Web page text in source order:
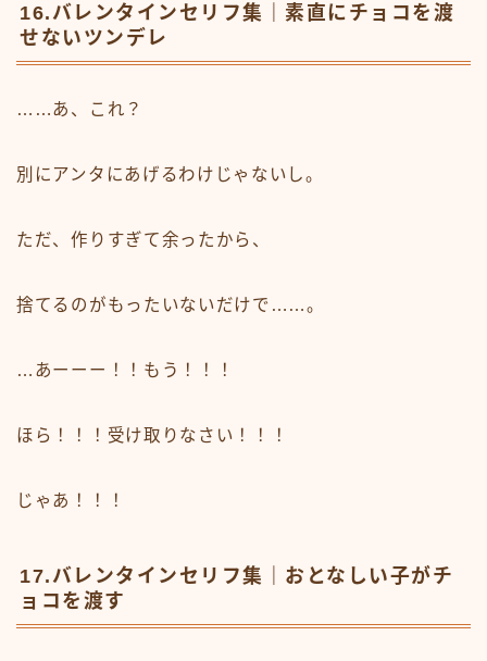
16.バレンタインセリフ集｜素直にチョコを渡
せないツンデレ
……あ、これ？
別にアンタにあげるわけじゃないし。
ただ、作りすぎて余ったから、
捨てるのがもったいないだけで……。
…あーーー！！もう！！！
ほら！！！受け取りなさい！！！
じゃあ！！！
17.バレンタインセリフ集｜おとなしい子がチ
ョコを渡す